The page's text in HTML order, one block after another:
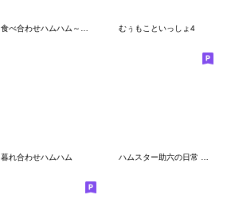
食べ合わせハムハム～出前2軒目～ むぅもこといっしょ4
暮れ合わせハムハム